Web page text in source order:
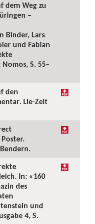
dem Weg zu
–
Binder, Lars
und Fabian
S. 55–
den
Lie-Zeit
In: «160
des
und
4, S.